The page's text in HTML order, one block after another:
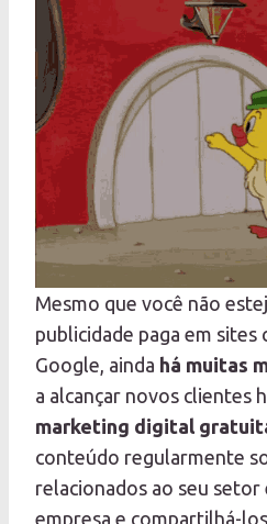
Mesmo que você não
publicidade paga em sites
Google, ainda há muitas
a alcançar novos clientes
marketing digital
conteúdo regularmente
relacionados ao seu setor
empresa e compartilhá-